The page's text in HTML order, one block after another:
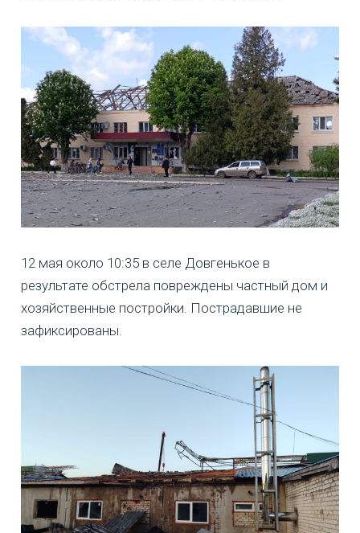
12 мая около 10:35 в селе Довгенькое в
результате обстрела повреждены частный дом и
хозяйственные постройки. Пострадавшие не
зафиксированы.